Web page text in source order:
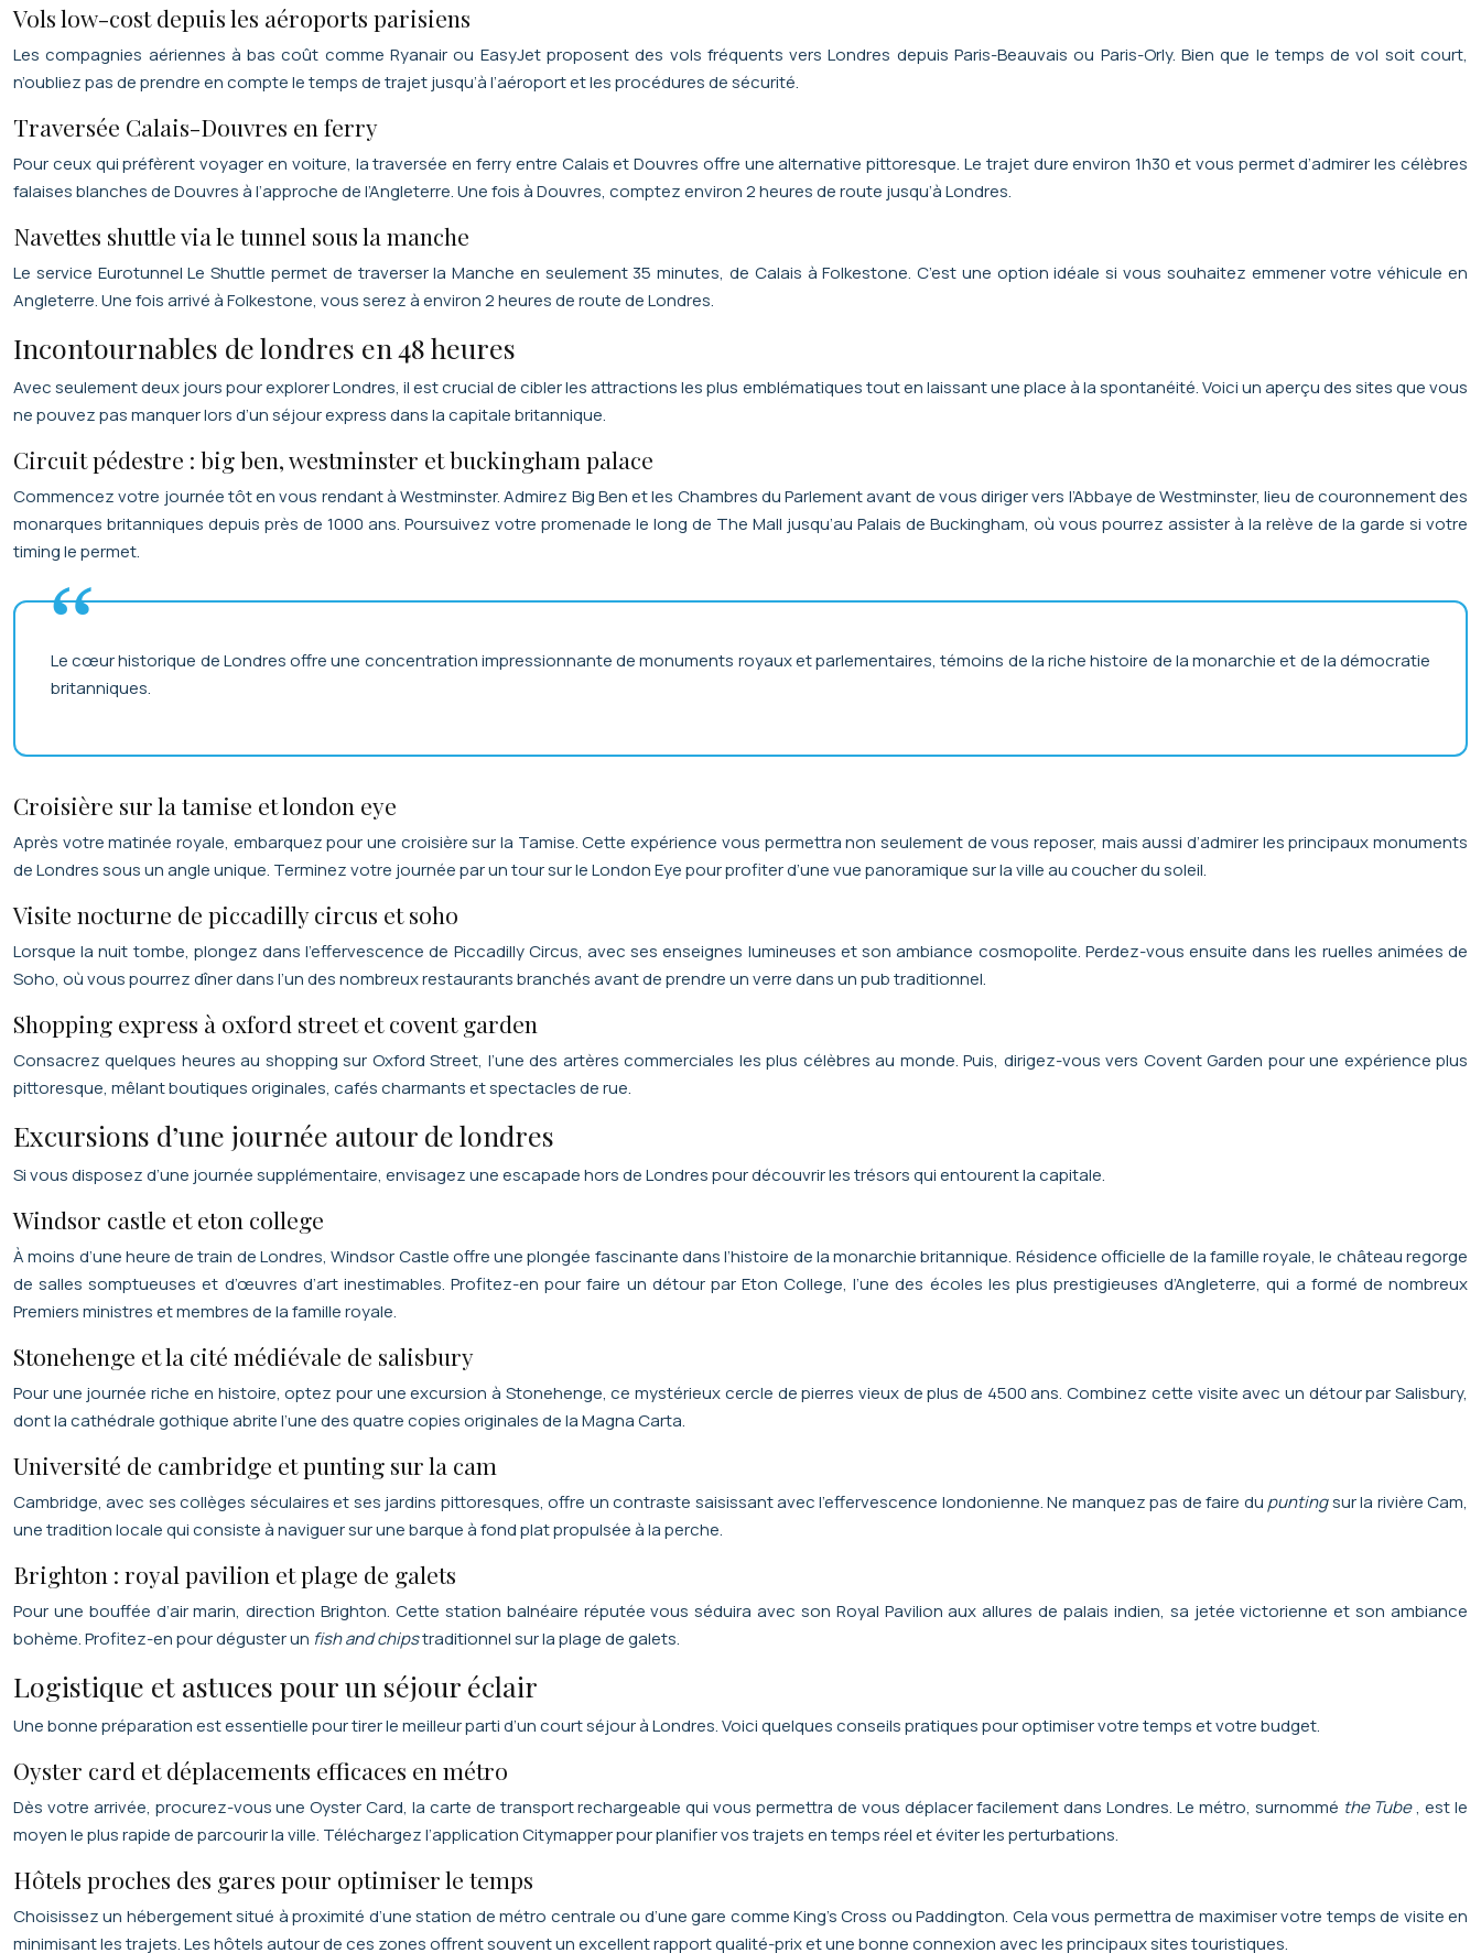
Vols low-cost depuis les aéroports parisiens
Les compagnies aériennes à bas coût comme Ryanair ou EasyJet proposent des vols fréquents vers Londres depuis Paris-Beauvais ou Paris-Orly. Bien que le temps de vol soit court,
n’oubliez pas de prendre en compte le temps de trajet jusqu’à l’aéroport et les procédures de sécurité.
Traversée Calais-Douvres en ferry
Pour ceux qui préfèrent voyager en voiture, la traversée en ferry entre Calais et Douvres offre une alternative pittoresque. Le trajet dure environ 1h30 et vous permet d’admirer les célèbres
falaises blanches de Douvres à l’approche de l’Angleterre. Une fois à Douvres, comptez environ 2 heures de route jusqu’à Londres.
Navettes shuttle via le tunnel sous la manche
Le service Eurotunnel Le Shuttle permet de traverser la Manche en seulement 35 minutes, de Calais à Folkestone. C’est une option idéale si vous souhaitez emmener votre véhicule en
Angleterre. Une fois arrivé à Folkestone, vous serez à environ 2 heures de route de Londres.
Incontournables de londres en 48 heures
Avec seulement deux jours pour explorer Londres, il est crucial de cibler les attractions les plus emblématiques tout en laissant une place à la spontanéité. Voici un aperçu des sites que vous
ne pouvez pas manquer lors d’un séjour express dans la capitale britannique.
Circuit pédestre : big ben, westminster et buckingham palace
Commencez votre journée tôt en vous rendant à Westminster. Admirez Big Ben et les Chambres du Parlement avant de vous diriger vers l’Abbaye de Westminster, lieu de couronnement des
monarques britanniques depuis près de 1000 ans. Poursuivez votre promenade le long de The Mall jusqu’au Palais de Buckingham, où vous pourrez assister à la relève de la garde si votre
timing le permet.
Le cœur historique de Londres offre une concentration impressionnante de monuments royaux et parlementaires, témoins de la riche histoire de la monarchie et de la démocratie
britanniques.
Croisière sur la tamise et london eye
Après votre matinée royale, embarquez pour une croisière sur la Tamise. Cette expérience vous permettra non seulement de vous reposer, mais aussi d’admirer les principaux monuments
de Londres sous un angle unique. Terminez votre journée par un tour sur le London Eye pour profiter d’une vue panoramique sur la ville au coucher du soleil.
Visite nocturne de piccadilly circus et soho
Lorsque la nuit tombe, plongez dans l’effervescence de Piccadilly Circus, avec ses enseignes lumineuses et son ambiance cosmopolite. Perdez-vous ensuite dans les ruelles animées de
Soho, où vous pourrez dîner dans l’un des nombreux restaurants branchés avant de prendre un verre dans un pub traditionnel.
Shopping express à oxford street et covent garden
Consacrez quelques heures au shopping sur Oxford Street, l’une des artères commerciales les plus célèbres au monde. Puis, dirigez-vous vers Covent Garden pour une expérience plus
pittoresque, mêlant boutiques originales, cafés charmants et spectacles de rue.
Excursions d’une journée autour de londres
Si vous disposez d’une journée supplémentaire, envisagez une escapade hors de Londres pour découvrir les trésors qui entourent la capitale.
Windsor castle et eton college
À moins d’une heure de train de Londres, Windsor Castle offre une plongée fascinante dans l’histoire de la monarchie britannique. Résidence officielle de la famille royale, le château regorge
de salles somptueuses et d’œuvres d’art inestimables. Profitez-en pour faire un détour par Eton College, l’une des écoles les plus prestigieuses d’Angleterre, qui a formé de nombreux
Premiers ministres et membres de la famille royale.
Stonehenge et la cité médiévale de salisbury
Pour une journée riche en histoire, optez pour une excursion à Stonehenge, ce mystérieux cercle de pierres vieux de plus de 4500 ans. Combinez cette visite avec un détour par Salisbury,
dont la cathédrale gothique abrite l’une des quatre copies originales de la Magna Carta.
Université de cambridge et punting sur la cam
Cambridge, avec ses collèges séculaires et ses jardins pittoresques, offre un contraste saisissant avec l’effervescence londonienne. Ne manquez pas de faire du puntingsur la rivière Cam,
une tradition locale qui consiste à naviguer sur une barque à fond plat propulsée à la perche.
Brighton : royal pavilion et plage de galets
Pour une bouffée d’air marin, direction Brighton. Cette station balnéaire réputée vous séduira avec son Royal Pavilion aux allures de palais indien, sa jetée victorienne et son ambiance
bohème. Profitez-en pour déguster un fish and chipstraditionnel sur la plage de galets.
Logistique et astuces pour un séjour éclair
Une bonne préparation est essentielle pour tirer le meilleur parti d’un court séjour à Londres. Voici quelques conseils pratiques pour optimiser votre temps et votre budget.
Oyster card et déplacements efficaces en métro
Dès votre arrivée, procurez-vous une Oyster Card, la carte de transport rechargeable qui vous permettra de vous déplacer facilement dans Londres. Le métro, surnommé the Tube, est le
moyen le plus rapide de parcourir la ville. Téléchargez l’application Citymapper pour planifier vos trajets en temps réel et éviter les perturbations.
Hôtels proches des gares pour optimiser le temps
Choisissez un hébergement situé à proximité d’une station de métro centrale ou d’une gare comme King’s Cross ou Paddington. Cela vous permettra de maximiser votre temps de visite en
minimisant les trajets. Les hôtels autour de ces zones offrent souvent un excellent rapport qualité-prix et une bonne connexion avec les principaux sites touristiques.